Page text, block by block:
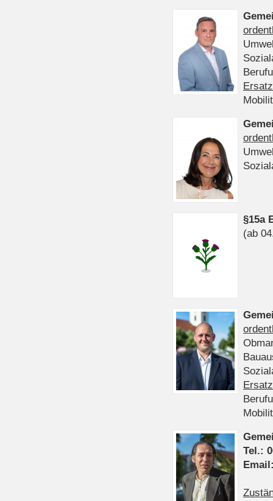
§15a
(ab
Tel.: